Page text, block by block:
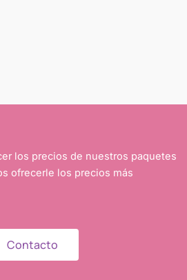
los precios de nuestros paquetes
ofrecerle los precios más
Contacto